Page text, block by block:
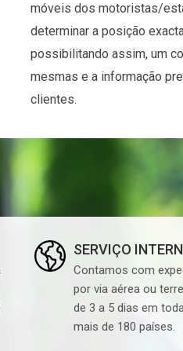
móveis dos motoristas/
determinar a posição
possibilitando assim, um
mesmas e a informação
clientes.
SERVIÇO
Contamos com
por via aérea ou
de 3 a 5 dias em
mais de 180 países.